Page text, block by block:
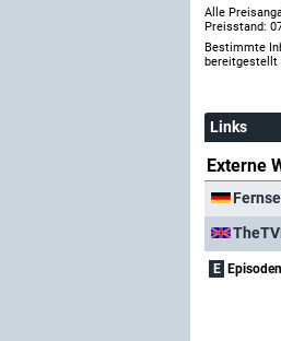
Alle
Preisstand:
Bestimmte
bereitgestellt
Links
Externe
E